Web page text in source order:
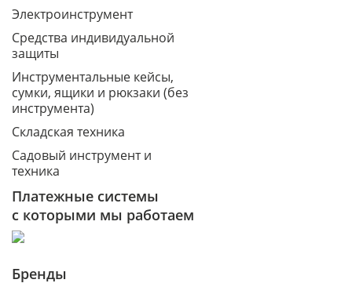
Электроинструмент
Средства индивидуальной
защиты
Инструментальные кейсы,
сумки, ящики и рюкзаки (без
инструмента)
Складская техника
Садовый инструмент и
техника
Платежные системы
с которыми мы работаем
Бренды